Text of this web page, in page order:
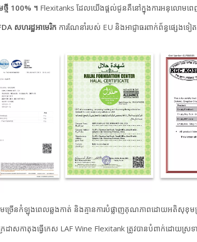
ថ្មី 100% ។ Flexitanks ដែលយើងផ្តល់ជូនគឺនៅក្នុងការអនុលោមពេ
សហរដ្ឋអាមេរិក ការណែនាំរបស់ EU និងអាជ្ញាធរពាក់ព័ន្ធផ្សេងទៀ
មច្រើនកំឡុងពេលឆ្លងកាត់ និងគ្មានការបំផ្លាញគុណភាពដោយអតិសុខុ
ដាសកាតុងធ្វើកេស LAF Wine Flexitank ត្រូវបានបំពាក់ដោយស្រ